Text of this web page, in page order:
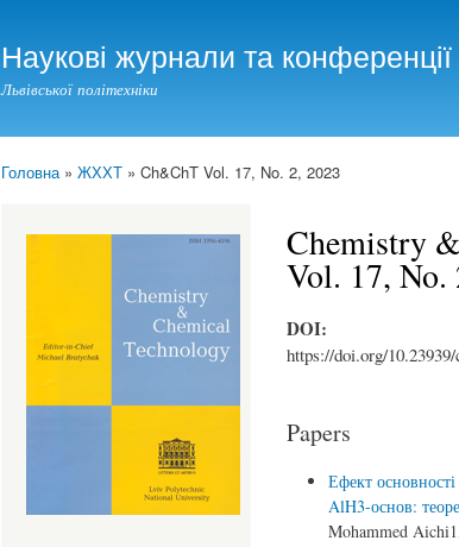
Наукові журнали та конференції
Львівської політехніки
Головна» ЖХХТ » Ch&ChT Vol. 17, No. 2, 2023
Chemistry
Vol. 17, No.
DOI:
https://doi.org/
Papers
Ефект основності
AlH3-основ:
Mohammed